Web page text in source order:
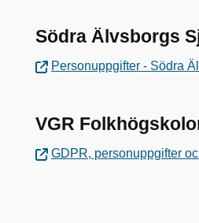
Södra Älvsborgs
Personuppgifter - Södra
VGR
GDPR, personuppgifter